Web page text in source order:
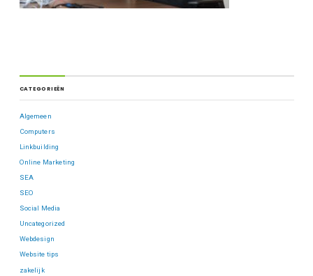
CATEGORIEËN
Algemeen
Computers
Linkbuilding
Online Marketing
SEA
SEO
Social Media
Uncategorized
Webdesign
Website tips
zakelijk